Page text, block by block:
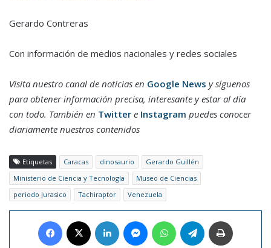
Gerardo Contreras
Con información de medios nacionales y redes sociales
Visita nuestro canal de noticias en Google News y síguenos
para obtener información precisa, interesante y estar al día
con todo. También en Twitter e Instagram puedes conocer
diariamente nuestros contenidos
Etiquetas Caracas dinosaurio
Gerardo Guillén
Ministerio de Ciencia y Tecnología
Museo de Ciencias
periodo Jurasico
Tachiraptor Venezuela
Facebook LinkedIn MessengerWhatsAppTelegram